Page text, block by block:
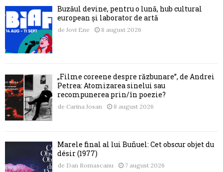
Buzăul devine, pentru o lună, hub cultural
european și laborator de artă
de Jovi Ene 8 august 2026
„Filme coreene despre răzbunare”, de Andrei
Petrea: Atomizarea sinelui sau
recompunerea prin/în poezie?
de Carina Josan 8 august 2026
Marele final al lui Buñuel: Cet obscur objet du
désir (1977)
de Dan Romascanu 7 august 2026